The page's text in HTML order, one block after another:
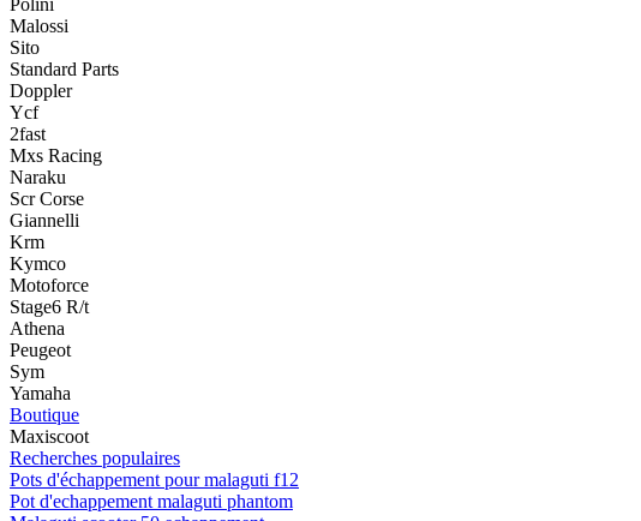
Malossi
Sito
Standard Parts
Doppler
Ycf
2fast
Mxs Racing
Naraku
Scr Corse
Giannelli
Krm
Kymco
Motoforce
Stage6 R/t
Athena
Peugeot
Sym
Yamaha
Boutique
Maxiscoot
Recherches populaires
Pots d'échappement pour malaguti f12
Pot d'echappement malaguti phantom